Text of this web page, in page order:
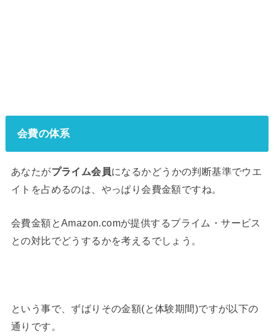
会費の体系
あなたがプライム会員になるかどうかの判断基準でウエ
イトを占めるのは、やっぱり会費金額ですね。
会費金額とAmazon.comが提供するプライム・サービス
との対比でどうするかを考えるでしょう。
という事で、ずばりその金額(と体験期間)ですが以下の
通りです。